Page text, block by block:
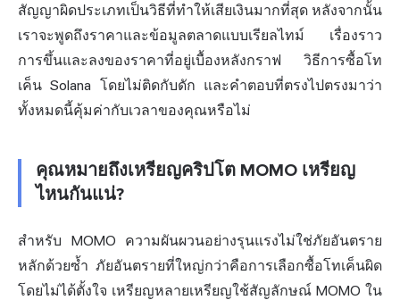
สัญญาผิดประเภทเป็นวิธีที่ทำให้เสียเงินมากที่สุด หลังจากนั้น
เราจะพูดถึงราคาและข้อมูลตลาดแบบเรียลไทม์ เรื่องราว
การขึ้นและลงของราคาที่อยู่เบื้องหลังกราฟ วิธีการซื้อโท
เค็น Solana โดยไม่ติดกับดัก และคำตอบที่ตรงไปตรงมาว่า
ทั้งหมดนี้คุ้มค่ากับเวลาของคุณหรือไม่
คุณหมายถึงเหรียญคริปโต MOMO เหรียญ
ไหนกันแน่?
สำหรับ MOMO ความผันผวนอย่างรุนแรงไม่ใช่ภัยอันตราย
หลักด้วยซ้ำ ภัยอันตรายที่ใหญ่กว่าคือการเลือกซื้อโทเค็นผิด
โดยไม่ได้ตั้งใจ เหรียญหลายเหรียญใช้สัญลักษณ์ MOMO ใน